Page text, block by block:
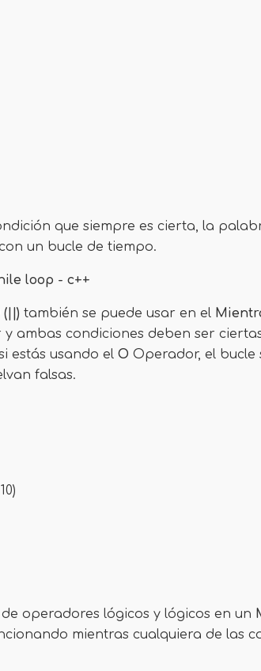
que siempre es cierta, la
un bucle de tiempo.
loop - c++
(||) también se puede usar en el
ambas condiciones deben ser
estás usando el O Operador, el bucle
falsas.
operadores lógicos y lógicos en un
mientras cualquiera de las